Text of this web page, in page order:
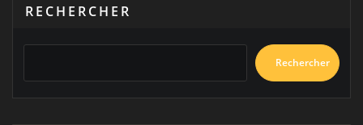
RECHERCHER
Rechercher